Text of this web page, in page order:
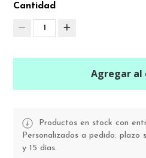
Cantidad
1
Agregar al
Productos en stock con
Personalizados a pedido: plazo
y 15 días.